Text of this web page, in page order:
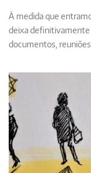
À medida que
deixa definitivamente
documentos,